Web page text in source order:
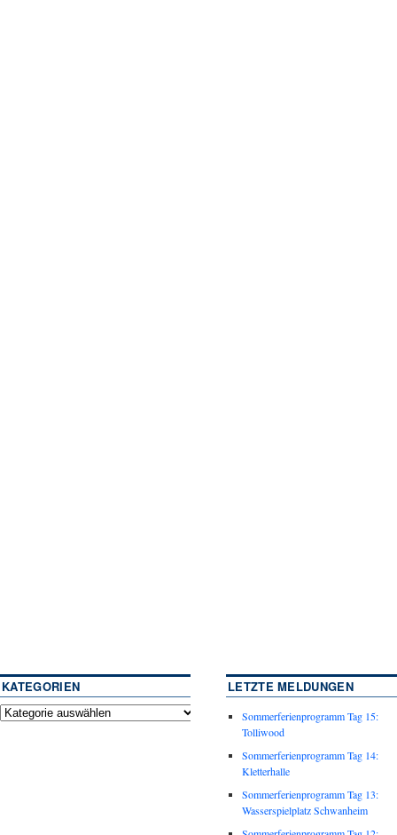
KATEGORIEN LETZTE MELDUNGEN
Sommerferienprogramm Tag 15:
Tolliwood
Sommerferienprogramm Tag 14:
Kletterhalle
Sommerferienprogramm Tag 13:
Wasserspielplatz Schwanheim